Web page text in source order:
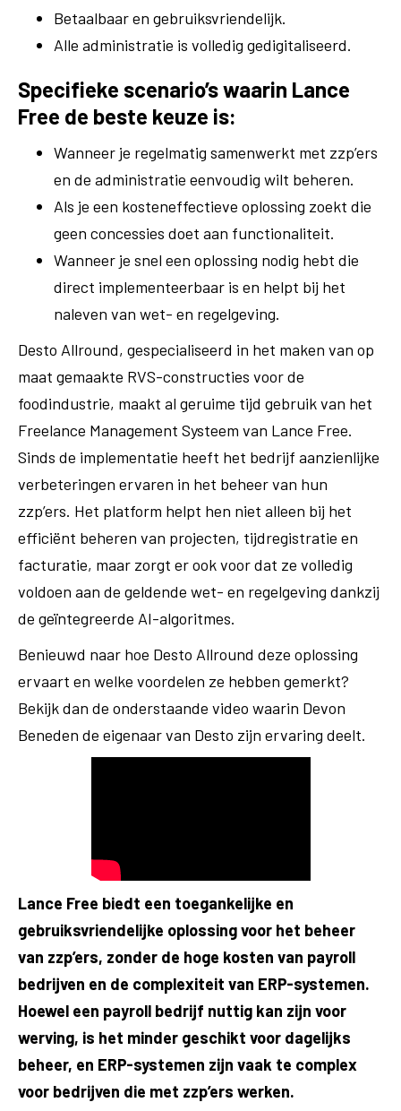
Betaalbaar en gebruiksvriendelijk.
Alle administratie is volledig gedigitaliseerd.
Specifieke scenario’s waarin Lance
Free de beste keuze is:
Wanneer je regelmatig samenwerkt met zzp’ers
en de administratie eenvoudig wilt beheren.
Als je een kosteneffectieve oplossing zoekt die
geen concessies doet aan functionaliteit.
Wanneer je snel een oplossing nodig hebt die
direct implementeerbaar is en helpt bij het
naleven van wet- en regelgeving.
Desto Allround, gespecialiseerd in het maken van op
maat gemaakte RVS-constructies voor de
foodindustrie, maakt al geruime tijd gebruik van het
Freelance Management Systeem van Lance Free.
Sinds de implementatie heeft het bedrijf aanzienlijke
verbeteringen ervaren in het beheer van hun
zzp’ers. Het platform helpt hen niet alleen bij het
efficiënt beheren van projecten, tijdregistratie en
facturatie, maar zorgt er ook voor dat ze volledig
voldoen aan de geldende wet- en regelgeving dankzij
de geïntegreerde AI-algoritmes.
Benieuwd naar hoe Desto Allround deze oplossing
ervaart en welke voordelen ze hebben gemerkt?
Bekijk dan de onderstaande video waarin Devon
Beneden de eigenaar van Desto zijn ervaring deelt.
Lance Free biedt een toegankelijke en
gebruiksvriendelijke oplossing voor het beheer
van zzp’ers, zonder de hoge kosten van payroll
bedrijven en de complexiteit van ERP-systemen.
Hoewel een payroll bedrijf nuttig kan zijn voor
werving, is het minder geschikt voor dagelijks
beheer, en ERP-systemen zijn vaak te complex
voor bedrijven die met zzp’ers werken.